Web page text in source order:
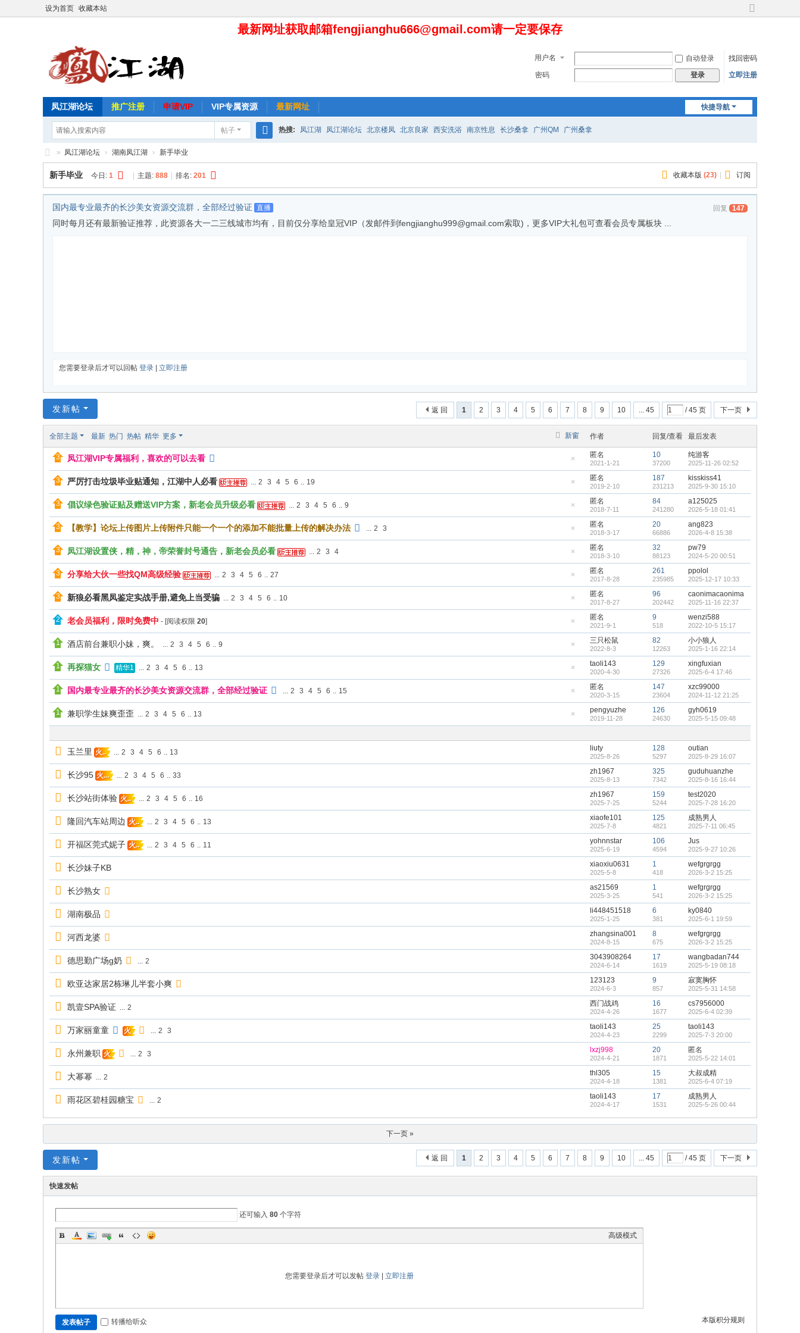
设为首页 收藏本站
切
版
最新网址获取邮箱fengjianghu666@gmail.com请一定要保存
用户名 自动登录
找回密码
密码
登录 立即注册
快捷导航
凤江湖论坛 推广注册 申请VIP VIP专属资源 最新网址
帖子
索
热搜: 凤江湖 凤江湖论坛 北京楼凤 北京良家 西安洗浴 南京性息 长沙桑拿 广州QM 广州桑拿
凤
江
» 凤江湖论坛 › 湖南凤江湖 › 新手毕业
收藏本版 (23) 订阅
新手毕业 今日: 1 主题: 888 排名: 201
回复 147
国内最专业最齐的长沙美女资源交流群，全部经过验证 直播
同时每月还有最新验证推荐，此资源各大一二三线城市均有，目前仅分享给皇冠VIP（发邮件到fengjianghu999@gmail.com索取)，更多VIP大礼包可查看会员专属板块 ...
您需要登录后才可以回帖 登录 立即注册
1 2 3 4 5 6 7 8 9 10 ... 45 / 45 页 下一页
返 回
发新帖
新窗
全部主题 最新 热门 热帖 精华 更多 作者 回复/查看 最后发表
藏
置
帖
凤江湖VIP专属福利，喜欢的可以去看 匿名
2021-1-21
10
37200
纯游客
2025-11-26 02:52
藏
置
帖
严厉打击垃圾毕业贴通知，江湖中人必看 ... 2 3 4 5 6 .. 19 匿名
2019-2-10
187
231213
kisskiss41
2025-9-30 15:10
藏
置
帖
倡议绿色验证贴及赠送VIP方案，新老会员升级必看 ... 2 3 4 5 6 .. 9 匿名
2018-7-11
84
241280
a125025
2026-5-18 01:41
藏
置
帖
【教学】论坛上传图片上传附件只能一个一个的添加不能批量上传的解决办法 ... 2 3 匿名
2018-3-17
20
66886
ang823
2026-4-8 15:38
藏
置
帖
凤江湖设置侠，精，神，帝荣誉封号通告，新老会员必看 ... 2 3 4 匿名
2018-3-10
32
88123
pw79
2024-5-20 00:51
藏
置
帖
分享给大伙一些找QM高级经验 ... 2 3 4 5 6 .. 27 匿名
2017-8-28
261
235985
ppolol
2025-12-17 10:33
藏
置
帖
新狼必看黑凤鉴定实战手册,避免上当受骗 ... 2 3 4 5 6 .. 10 匿名
2017-8-27
96
202442
caonimacaonima
2025-11-16 22:37
藏
置
帖
老会员福利，限时免费中 - [阅读权限 20] 匿名
2021-9-1
9
518
wenzi588
2022-10-5 15:17
藏
置
帖
酒店前台兼职小妹，爽。 ... 2 3 4 5 6 .. 9 三只松鼠
2022-8-3
82
12263
小小狼人
2025-1-16 22:14
藏
置
帖
再探猫女 精华1 ... 2 3 4 5 6 .. 13 taoli143
2020-4-30
129
27326
xingfuxian
2025-6-4 17:46
藏
置
帖
国内最专业最齐的长沙美女资源交流群，全部经过验证 ... 2 3 4 5 6 .. 15 匿名
2020-3-15
147
23604
xzc99000
2024-11-12 21:25
藏
顶
兼职学生妹爽歪歪 ... 2 3 4 5 6 .. 13 pengyuzhe
2019-11-28
126
24630
gyh0619
2025-5-15 09:48
玉兰里 火.. ... 2 3 4 5 6 .. 13 liuty
2025-8-26
128
5297
outian
2025-8-29 16:07
长沙95 火... ... 2 3 4 5 6 .. 33 zh1967
2025-8-13
325
7342
guduhuanzhe
2025-8-16 16:44
长沙站街体验 火.. ... 2 3 4 5 6 .. 16 zh1967
2025-7-25
159
5244
test2020
2025-7-28 16:20
隆回汽车站周边 火.. ... 2 3 4 5 6 .. 13 xiaofe101
2025-7-8
125
4821
成熟男人
2025-7-11 06:45
开福区莞式妮子 火.. ... 2 3 4 5 6 .. 11 yohnnstar
2025-6-19
106
4594
Jus
2025-9-27 10:26
长沙妹子KB xiaoxiu0631
2025-5-8
1
418
wefgrgrgg
2026-3-2 15:25
长沙熟女 as21569
2025-3-25
1
541
wefgrgrgg
2026-3-2 15:25
湖南极品 li448451518
2025-1-25
6
381
ky0840
2025-6-1 19:59
河西龙婆 zhangsina001
2024-8-15
8
675
wefgrgrgg
2026-3-2 15:25
德思勤广场g奶 ... 2 3043908264
2024-6-14
17
1619
wangbadan744
2025-5-19 08:18
欧亚达家居2栋琳儿半套小爽 123123
2024-6-3
9
857
寂寞胸怀
2025-5-31 14:58
凯壹SPA验证 ... 2 西门战鸡
2024-4-26
16
1677
cs7956000
2025-6-4 02:39
万家丽童童 火 ... 2 3 taoli143
2024-4-23
25
2299
taoli143
2025-7-3 20:00
永州兼职 火 ... 2 3 lxzj998
2024-4-21
20
1871
匿名
2025-5-22 14:01
大幂幂 ... 2 thl305
2024-4-18
15
1381
大叔成精
2025-6-4 07:19
雨花区碧桂园糖宝 ... 2 taoli143
2024-4-17
17
1531
成熟男人
2025-5-26 00:44
下一页 »
1 2 3 4 5 6 7 8 9 10 ... 45 / 45 页 下一页
返 回
发新帖
快速发帖
还可输入 80 个字符
高级模式
您需要登录后才可以发帖 登录 立即注册
本版积分规则
发表帖子 转播给听众